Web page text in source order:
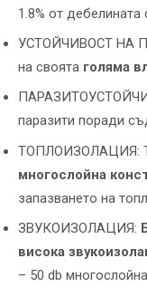
1.8% от дебелината
УСТОЙЧИВОСТ НА
на своята голяма
паразити поради
ТОПЛОИЗОЛАЦИЯ:
многослойна
запазването на
ЗВУКОИЗОЛАЦИЯ:
висока
– 50 db